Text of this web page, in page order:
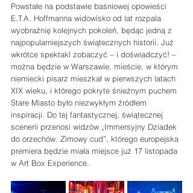
Powstałe na podstawie baśniowej opowieści
E.T.A. Hoffmanna widowisko od lat rozpala
wyobraźnię kolejnych pokoleń, będąc jedną z
najpopularniejszych świątecznych historii. Już
wkrótce spektakl zobaczyć – i doświadczyć! –
można będzie w Warszawie, mieście, w którym
niemiecki pisarz mieszkał w pierwszych latach
XIX wieku, i którego pokryte śnieżnym puchem
Stare Miasto było niezwykłym źródłem
inspiracji. Do tej fantastycznej, świątecznej
scenerii przenosi widzów „Immersyjny Dziadek
do orzechów. Zimowy cud”, którego europejska
premiera będzie miała miejsce już 17 listopada
w Art Box Experience.